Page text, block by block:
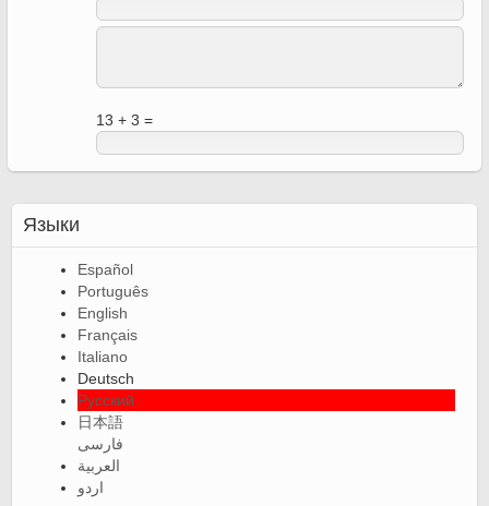
13 + 3 =
Языки
Español
Português
English
Français
Italiano
Deutsch
Русский
日本語
فارسی
العربية
اردو